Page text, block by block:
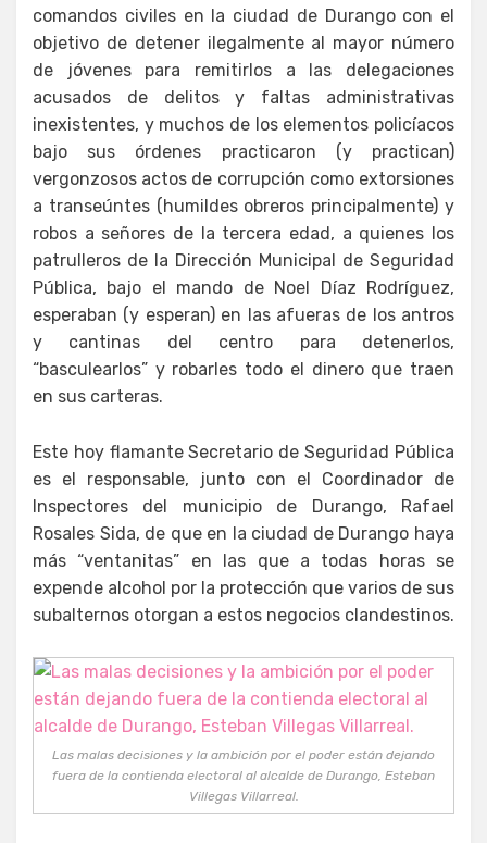
comandos civiles en la ciudad de Durango con el
objetivo de detener ilegalmente al mayor número
de jóvenes para remitirlos a las delegaciones
acusados de delitos y faltas administrativas
inexistentes, y muchos de los elementos policíacos
bajo sus órdenes practicaron (y practican)
vergonzosos actos de corrupción como extorsiones
a transeúntes (humildes obreros principalmente) y
robos a señores de la tercera edad, a quienes los
patrulleros de la Dirección Municipal de Seguridad
Pública, bajo el mando de Noel Díaz Rodríguez,
esperaban (y esperan) en las afueras de los antros
y cantinas del centro para detenerlos,
“basculearlos” y robarles todo el dinero que traen
en sus carteras.
Este hoy flamante Secretario de Seguridad Pública
es el responsable, junto con el Coordinador de
Inspectores del municipio de Durango, Rafael
Rosales Sida, de que en la ciudad de Durango haya
más “ventanitas” en las que a todas horas se
expende alcohol por la protección que varios de sus
subalternos otorgan a estos negocios clandestinos.
Las malas decisiones y la ambición por el poder están dejando
fuera de la contienda electoral al alcalde de Durango, Esteban
Villegas Villarreal.